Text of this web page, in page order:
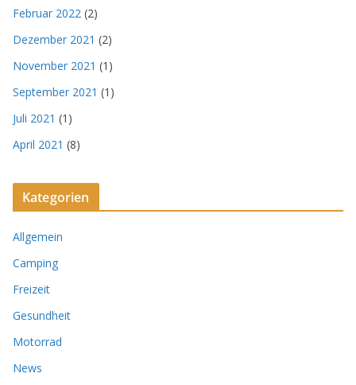
Februar 2022 (2)
Dezember 2021 (2)
November 2021 (1)
September 2021 (1)
Juli 2021 (1)
April 2021 (8)
Kategorien
Allgemein
Camping
Freizeit
Gesundheit
Motorrad
News